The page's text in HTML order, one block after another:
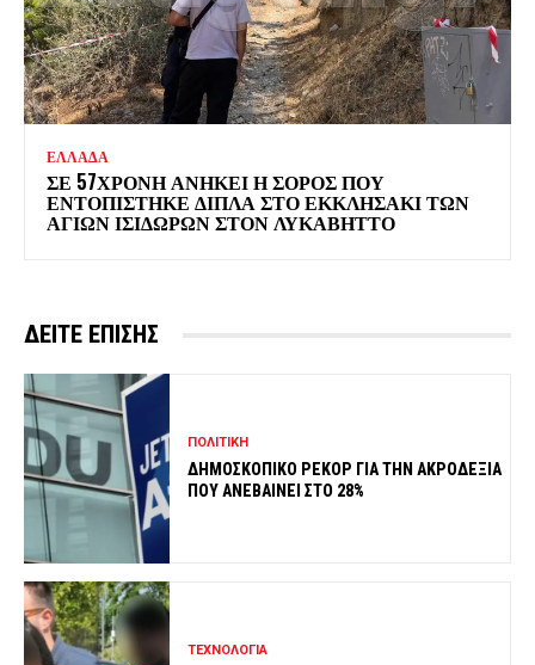
ΕΛΛΑΔΑ
ΣΕ 57ΧΡΟΝΗ ΑΝΗΚΕΙ Η ΣΟΡΟΣ ΠΟΥ
ΕΝΤΟΠΙΣΤΗΚΕ ΔΙΠΛΑ ΣΤΟ ΕΚΚΛΗΣΑΚΙ ΤΩΝ
ΑΓΙΩΝ ΙΣΙΔΩΡΩΝ ΣΤΟΝ ΛΥΚΑΒΗΤΤΟ
ΔΕΙΤΕ ΕΠΙΣΗΣ
ΠΟΛΙΤΙΚΗ
ΔΗΜΟΣΚΟΠΙΚΟ ΡΕΚΟΡ ΓΙΑ ΤΗΝ ΑΚΡΟΔΕΞΙΑ
ΠΟΥ ΑΝΕΒΑΙΝΕΙ ΣΤΟ 28%
ΤΕΧΝΟΛΟΓΙΑ